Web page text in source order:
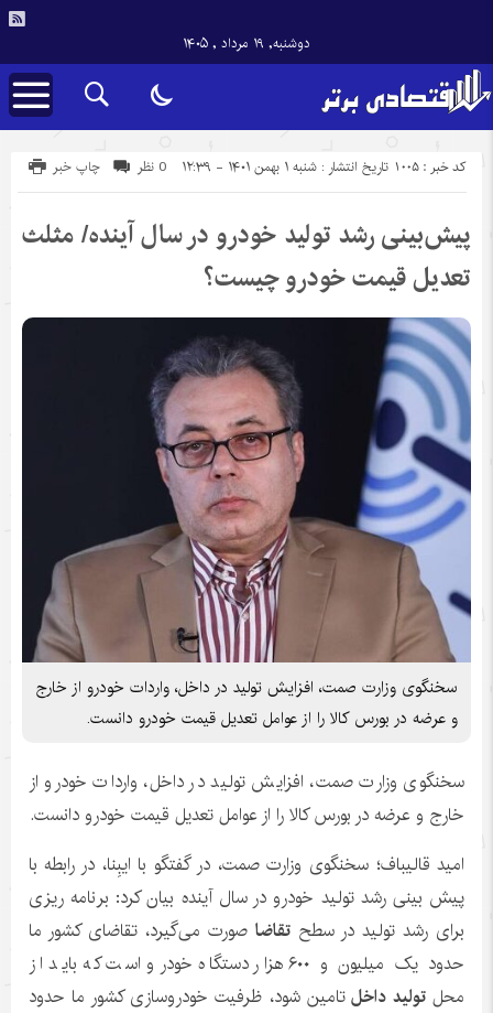
دوشنبه, ۱۹ مرداد , ۱۴۰۵
تاریخ انتشار : شنبه ۱ بهمن ۱۴۰۱ - ۱۲:۳۹ کد خبر : 1005 چاپ خبر 0 نظر
پیش‌بینی رشد تولید خودرو در سال آینده/ مثلث
تعدیل قیمت خودرو چیست؟
سخنگوی وزارت صمت، افزایش تولید در داخل، واردات خودرو از خارج
و عرضه در بورس کالا را از عوامل تعدیل قیمت خودرو دانست.
سخنگوی وزارت صمت، افزایش تولید در داخل، واردات خودرو از
خارج و عرضه در بورس کالا را از عوامل تعدیل قیمت خودرو دانست.
امید قالیباف؛ سخنگوی وزارت صمت، در گفتگو با ایبِنا، در رابطه با
پیش بینی رشد تولید خودرو در سال آینده بیان کرد: برنامه ریزی
برای رشد تولید در سطحتقاضا صورت می‌گیرد، تقاضای کشور ما
حدود یک میلیون و ۶۰۰ هزار دستگاه خودرو است که باید از
محلتولید داخلتامین شود، ظرفیت خودروسازی کشور ما حدود